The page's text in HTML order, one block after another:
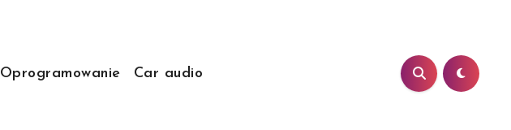
Oprogramowanie Car audio